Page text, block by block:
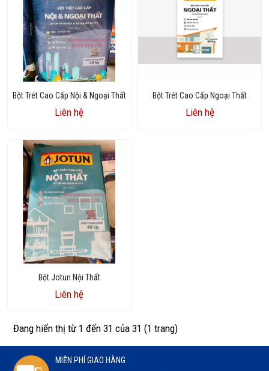
Bột Trét Cao Cấp Nội & Ngoại Thất
Liên hệ
Bột Trét Cao Cấp Ngoại Thất
Liên hệ
Bột Jotun Nội Thất
Liên hệ
Đang hiển thị từ 1 đến 31 của 31 (1 trang)
MIỄN PHÍ GIAO HÀNG